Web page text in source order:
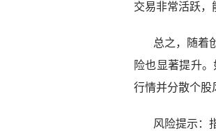
交易非常活跃，
总之，随着
险也显著提升
行情并分散个股
风险提示：